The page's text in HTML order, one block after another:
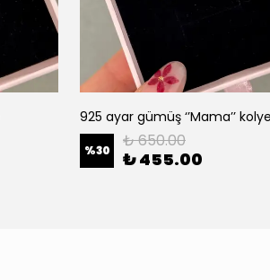
925 ayar gümüş ‘’Mama’’ kolye
%30 ₺ 650.00
₺ 455.00